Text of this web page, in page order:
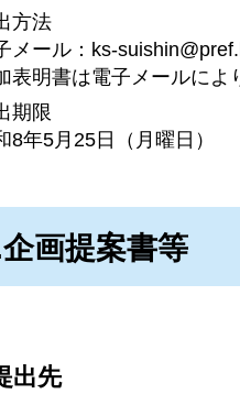
方法
メール：ks-
表明書は電子メールによ
期限
8年5月25日（月曜日）
画提案書等
出先